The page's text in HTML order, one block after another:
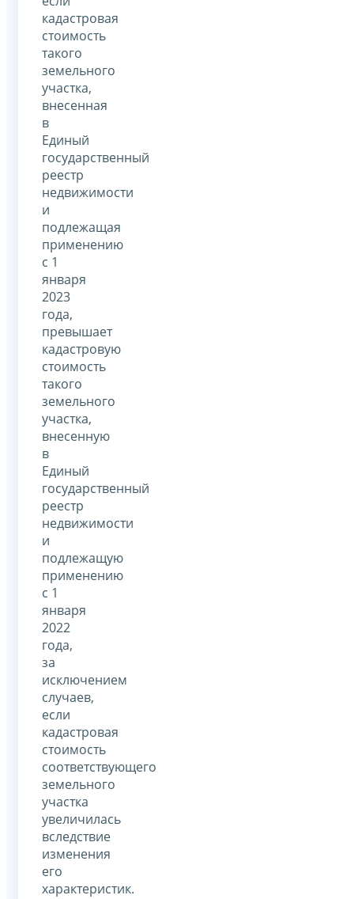
кадастровая
стоимость
такого
земельного
участка,
внесенная
в
Единый
государственный
реестр
недвижимости
и
подлежащая
применению
с 1
января
2023
года,
превышает
кадастровую
стоимость
такого
земельного
участка,
внесенную
в
Единый
государственный
реестр
недвижимости
и
подлежащую
применению
с 1
января
2022
года,
за
исключением
случаев,
если
кадастровая
стоимость
соответствующего
земельного
участка
увеличилась
вследствие
изменения
его
характеристик.